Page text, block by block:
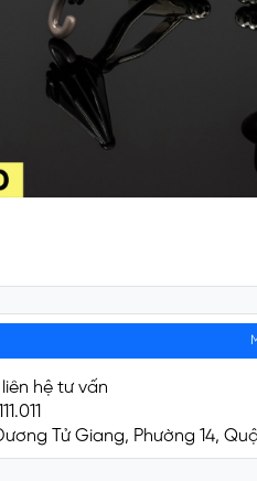
hệ tư vấn
Tử Giang, Phường 14,